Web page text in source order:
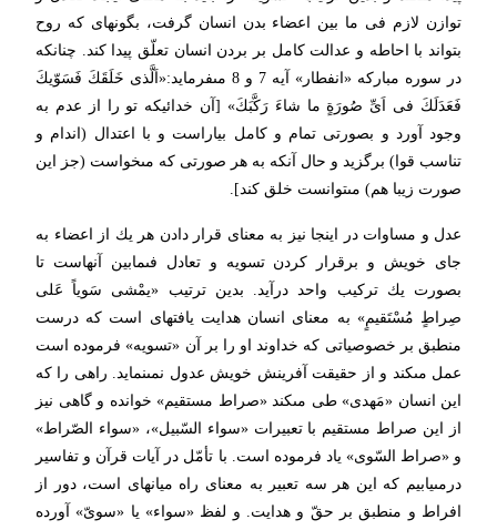
توازن لازم فى ما بین اعضاء بدن انسان گرفت، بگونه‏اى كه روح
بتواند با احاطه و عدالت كامل بر بردن انسان تعلّق پیدا كند. چنانكه
در سوره مباركه «انفطار» آیه 7 و 8 مى‏فرماید:«اَلَّذى خَلَقَكَ فَسَوّیكَ
فَعَدَلَكَ فى اَىِّ صُورَةٍ ما شاءَ رَكَّبَكَ» [آن خدائیكه تو را از عدم به
وجود آورد و بصورتى تمام و كامل بیاراست و با اعتدال (اندام و
تناسب قوا) برگزید و حال آنكه به هر صورتى كه مى‏خواست (جز این
صورت زیبا هم) مى‏توانست خلق كند].
عدل و مساوات در اینجا نیز به معناى قرار دادن هر یك از اعضاء به
جاى خویش و برقرار كردن تسویه و تعادل فى‏مابین آنهاست تا
بصورت یك تركیب واحد درآید. بدین ترتیب «یمْشى سَویاً عَلى
صِراطٍ مُسْتَقیمٍ» به معناى انسان هدایت یافته‏اى است كه درست
منطبق بر خصوصیاتى كه خداوند او را بر آن «تسویه» فرموده است
عمل مى‏كند و از حقیقت آفرینش خویش عدول نمى‏نماید. راهى را كه
این انسان «مَهدى» طى مى‏كند «صراط مستقیم» خوانده و گاهى نیز
از این صراط مستقیم با تعبیرات «سواء السّبیل»، «سواء الصّراط»
و «صراط السّوى» یاد فرموده است. با تأمّل در آیات قرآن و تفاسیر
درمى‏یابیم كه این هر سه تعبیر به معناى راه میانه‏اى است، دور از
افراط و منطبق بر حقّ و هدایت. و لفظ «سواء» یا «سوىّ» آورده